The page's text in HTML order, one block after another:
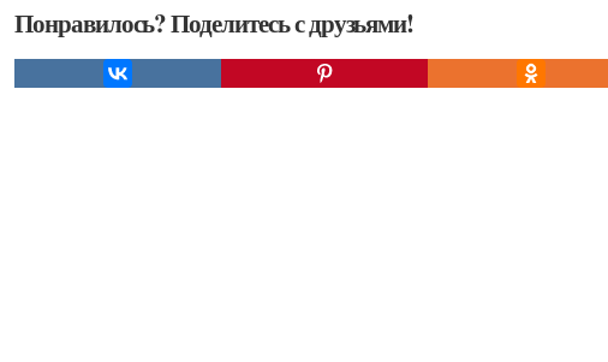
Понравилось? Поделитесь с друзьями!